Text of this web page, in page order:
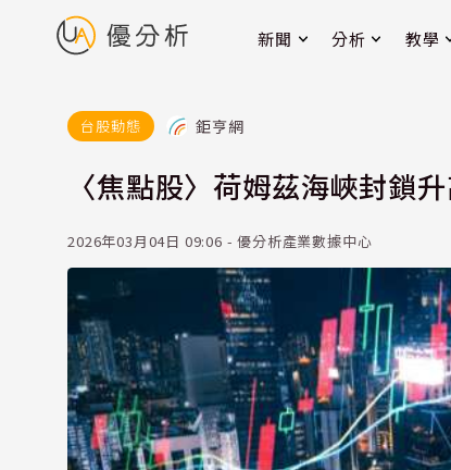
新聞 分析 教學
台股動態 鉅亨網
〈焦點股〉荷姆茲海峽封鎖
2026年03月04日 09:06 - 優分析產業數據中心